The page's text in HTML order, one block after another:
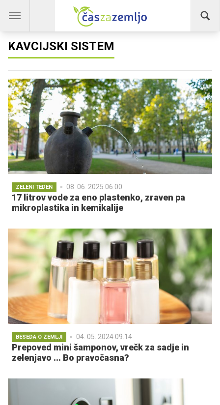
KAVCIJSKI SISTEM
ZELENI TEDEN 08. 06. 2025 06.00
17 litrov vode za eno plastenko, zraven pa
mikroplastika in kemikalije
BESEDA O ZEMLJI 04. 05. 2024 09.14
Prepoved mini šamponov, vrečk za sadje in
zelenjavo ... Bo pravočasna?